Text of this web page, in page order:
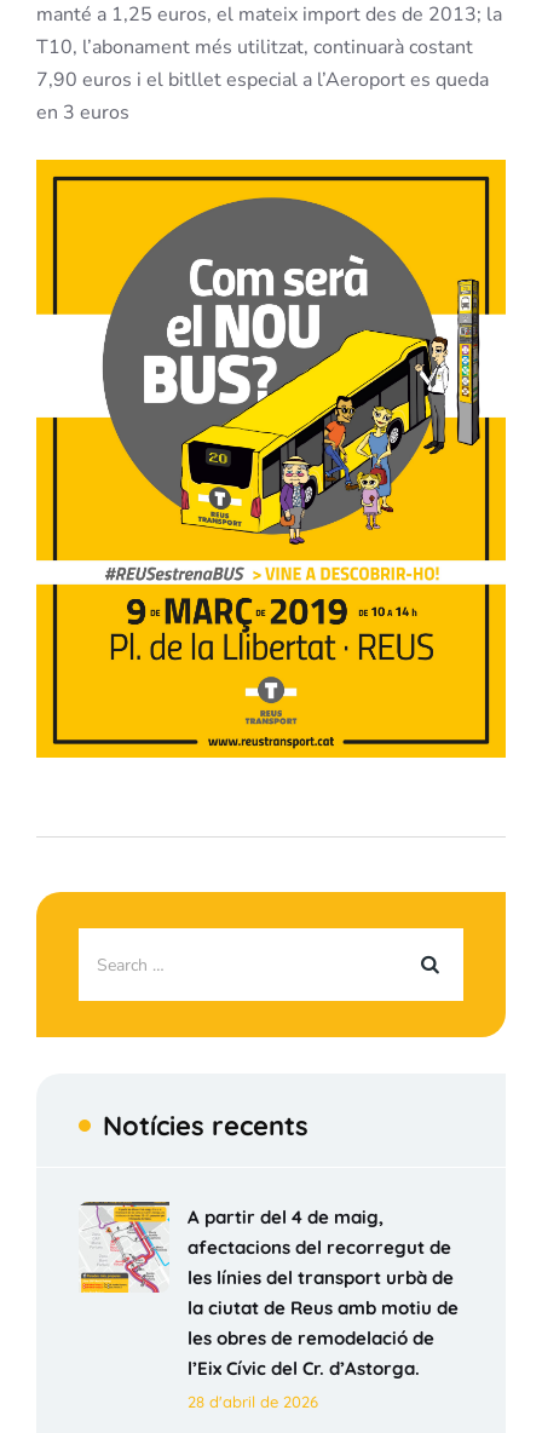
manté a 1,25 euros, el mateix import des de 2013; la
T10, l’abonament més utilitzat, continuarà costant
7,90 euros i el bitllet especial a l’Aeroport es queda
en 3 euros
Notícies recents
A partir del 4 de maig,
afectacions del recorregut de
les línies del transport urbà de
la ciutat de Reus amb motiu de
les obres de remodelació de
l’Eix Cívic del Cr. d’Astorga.
28 d'abril de 2026